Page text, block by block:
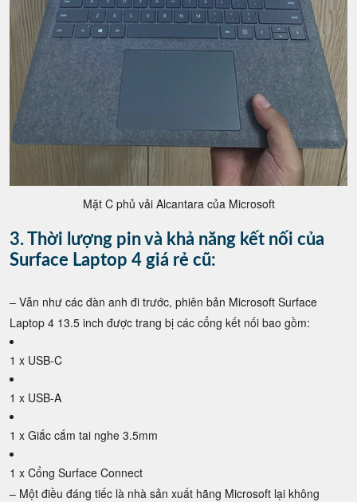
Mặt C phủ vải Alcantara của Microsoft
3. Thời lượng pin và khả năng kết nối của
Surface Laptop 4 giá rẻ cũ:
– Vẫn như các đàn anh đi trước, phiên bản Microsoft Surface
Laptop 4 13.5 inch được trang bị các cổng kết nối bao gồm:
1 x USB-C
1 x USB-A
1 x Giắc cắm tai nghe 3.5mm
1 x Cổng Surface Connect
– Một điều đáng tiếc là nhà sản xuất hãng Microsoft lại không